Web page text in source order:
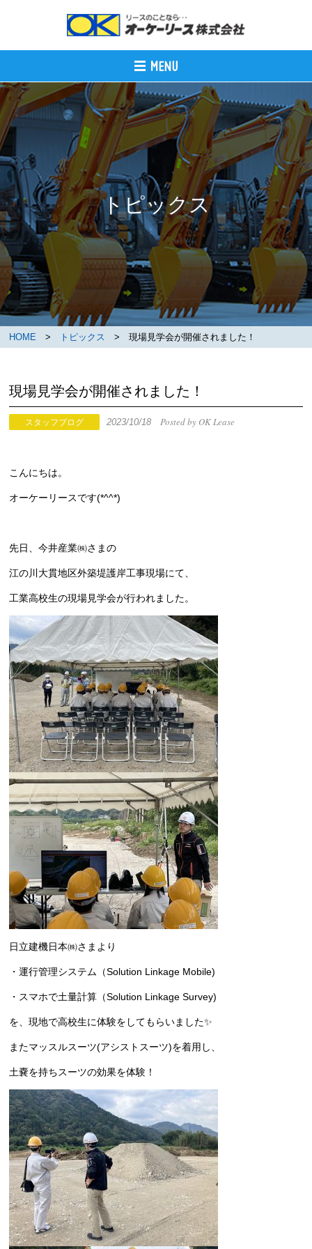
トピックス
HOME > トピックス > 現場見学会が開催されました！
現場見学会が開催されました！
スタッフブログ 2023/10/18Posted by OK Lease
こんにちは。
オーケーリースです(*^^*)
先日、今井産業㈱さまの
江の川大貫地区外築堤護岸工事現場にて、
工業高校生の現場見学会が行われました。
日立建機日本㈱さまより
・運行管理システム（Solution Linkage Mobile)
・スマホで土量計算（Solution Linkage Survey)
を、現地で高校生に体験をしてもらいました✨
またマッスルスーツ(アシストスーツ)を着用し、
土嚢を持ちスーツの効果を体験！